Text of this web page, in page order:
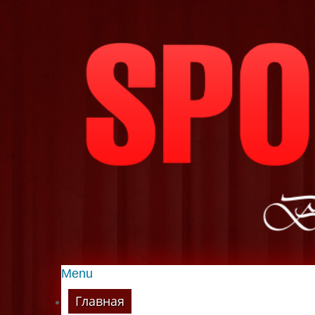
Menu
Главная